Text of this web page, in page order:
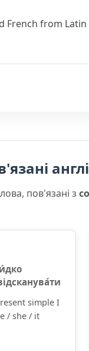
French from Latin
пов'язані з
simple I
/ she / it